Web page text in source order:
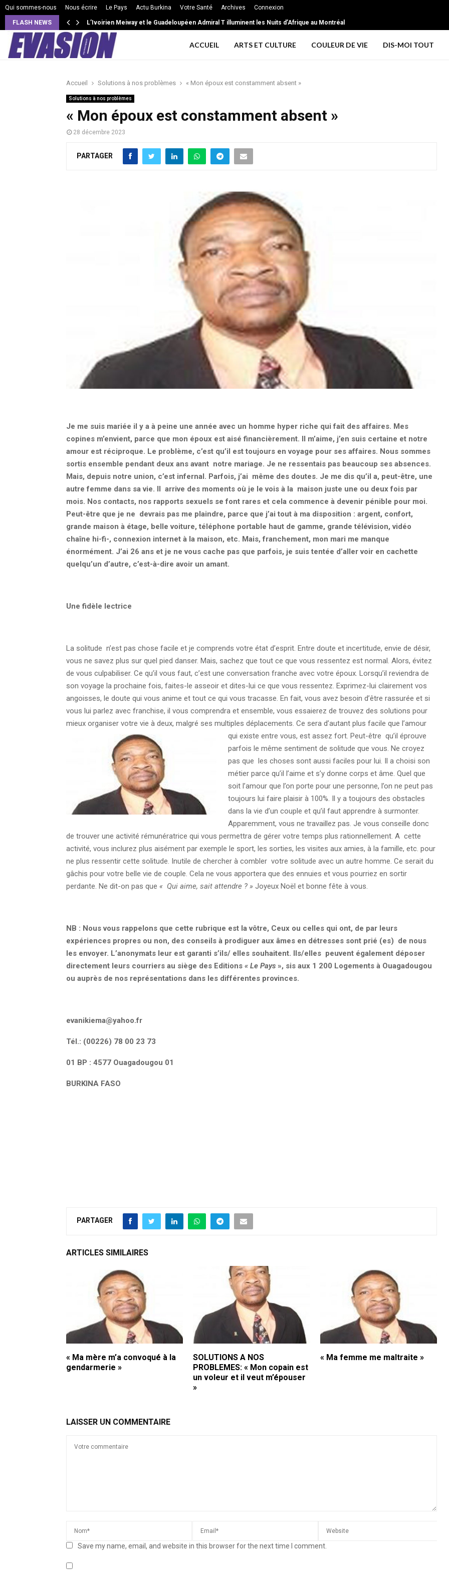
Qui sommes-nous Nous écrire Le Pays Actu Burkina Votre Santé Archives Connexion
FLASH NEWS L’Ivoirien Meiway et le Guadeloupéen Admiral T illuminent les Nuits d’Afrique au Montréal
VIE DE COUPLE: Intensité, isolement, jalousie extrême … les signes d’une relation toxique
ACCUEIL ARTS ET CULTURE COULEUR DE VIE DIS-MOI TOUT
Accueil Solutions à nos problèmes « Mon époux est constamment absent »
Solutions à nos problèmes
« Mon époux est constamment absent »
28 décembre 2023
PARTAGER
Je me suis mariée il y a à peine une année avec un homme hyper riche qui fait des affaires. Mes
copines m’envient, parce que mon époux est aisé financièrement. Il m’aime, j’en suis certaine et notre
amour est réciproque. Le problème, c’est qu’il est toujours en voyage pour ses affaires. Nous sommes
sortis ensemble pendant deux ans avant notre mariage. Je ne ressentais pas beaucoup ses absences.
Mais, depuis notre union, c’est infernal. Parfois, j’ai même des doutes. Je me dis qu’il a, peut-être, une
autre femme dans sa vie. Il arrive des moments où je le vois à la maison juste une ou deux fois par
mois. Nos contacts, nos rapports sexuels se font rares et cela commence à devenir pénible pour moi.
Peut-être que je ne devrais pas me plaindre, parce que j’ai tout à ma disposition : argent, confort,
grande maison à étage, belle voiture, téléphone portable haut de gamme, grande télévision, vidéo
chaîne hi-fi-, connexion internet à la maison, etc. Mais, franchement, mon mari me manque
énormément. J’ai 26 ans et je ne vous cache pas que parfois, je suis tentée d’aller voir en cachette
quelqu’un d’autre, c’est-à-dire avoir un amant.
Une fidèle lectrice
La solitude n’est pas chose facile et je comprends votre état d’esprit. Entre doute et incertitude, envie de désir,
vous ne savez plus sur quel pied danser. Mais, sachez que tout ce que vous ressentez est normal. Alors, évitez
de vous culpabiliser. Ce qu’il vous faut, c’est une conversation franche avec votre époux. Lorsqu’il reviendra de
son voyage la prochaine fois, faites-le asseoir et dites-lui ce que vous ressentez. Exprimez-lui clairement vos
angoisses, le doute qui vous anime et tout ce qui vous tracasse. En fait, vous avez besoin d’être rassurée et si
vous lui parlez avec franchise, il vous comprendra et ensemble, vous essaierez de trouvez des solutions pour
mieux organiser votre vie à deux, malgré ses multiples déplacements. Ce sera d’autant plus facile que l’amour
qui existe entre vous, est assez fort. Peut-être qu’il éprouve
parfois le même sentiment de solitude que vous. Ne croyez
pas que les choses sont aussi faciles pour lui. Il a choisi son
métier parce qu’il l’aime et s’y donne corps et âme. Quel que
soit l’amour que l’on porte pour une personne, l’on ne peut pas
toujours lui faire plaisir à 100%. Il y a toujours des obstacles
dans la vie d’un couple et qu’il faut apprendre à surmonter.
Apparemment, vous ne travaillez pas. Je vous conseille donc
de trouver une activité rémunératrice qui vous permettra de gérer votre temps plus rationnellement. A cette
activité, vous inclurez plus aisément par exemple le sport, les sorties, les visites aux amies, à la famille, etc. pour
ne plus ressentir cette solitude. Inutile de chercher à combler votre solitude avec un autre homme. Ce serait du
gâchis pour votre belle vie de couple. Cela ne vous apportera que des ennuies et vous pourriez en sortir
perdante. Ne dit-on pas que « Qui aime, sait attendre ? » Joyeux Noël et bonne fête à vous.
NB : Nous vous rappelons que cette rubrique est la vôtre, Ceux ou celles qui ont, de par leurs
expériences propres ou non, des conseils à prodiguer aux âmes en détresses sont prié (es) de nous
les envoyer. L’anonymats leur est garanti s’ils/ elles souhaitent. Ils/elles peuvent également déposer
directement leurs courriers au siège des Editions « Le Pays », sis aux 1 200 Logements à Ouagadougou
ou auprès de nos représentations dans les différentes provinces.
evanikiema@yahoo.fr
Tél.: (00226) 78 00 23 73
01 BP : 4577 Ouagadougou 01
BURKINA FASO
PARTAGER
ARTICLES SIMILAIRES
« Ma mère m’a convoqué à la
gendarmerie »
SOLUTIONS A NOS
PROBLEMES: « Mon copain est
un voleur et il veut m’épouser
»
« Ma femme me maltraite »
LAISSER UN COMMENTAIRE
Save my name, email, and website in this browser for the next time I comment.